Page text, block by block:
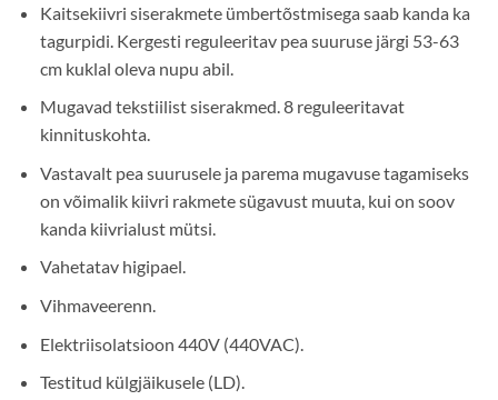
Kaitsekiivri siserakmete ümbertõstmisega saab kanda ka
tagurpidi. Kergesti reguleeritav pea suuruse järgi 53-63
cm kuklal oleva nupu abil.
Mugavad tekstiilist siserakmed. 8 reguleeritavat
kinnituskohta.
Vastavalt pea suurusele ja parema mugavuse tagamiseks
on võimalik kiivri rakmete sügavust muuta, kui on soov
kanda kiivrialust mütsi.
Vahetatav higipael.
Vihmaveerenn.
Elektriisolatsioon 440V (440VAC).
Testitud külgjäikusele (LD).